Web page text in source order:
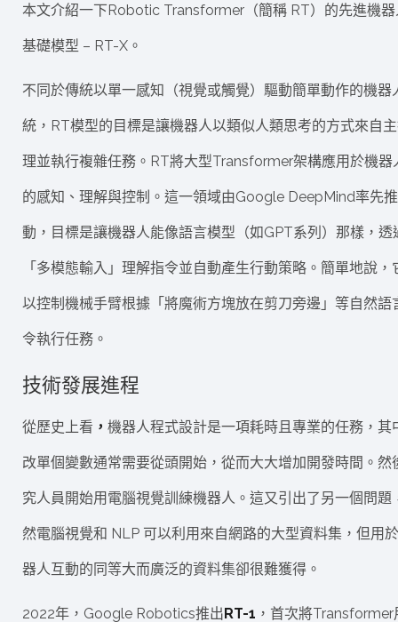
本文介紹一下Robotic Transformer（簡稱 RT）的先進機器
基礎模型 – RT-X。
不同於傳統以單一感知（視覺或觸覺）驅動簡單動作的機器
統，RT模型的目標是讓機器人以類似人類思考的方式來自
理並執行複雜任務。RT將大型Transformer架構應用於機器
的感知、理解與控制。這一領域由Google DeepMind率先推
動，目標是讓機器人能像語言模型（如GPT系列）那樣，透
「多模態輸入」理解指令並自動產生行動策略。簡單地說，
以控制機械手臂根據「將魔術方塊放在剪刀旁邊」等自然語
令執行任務。
技術發展進程
從歷史上看 ， 機器人程式設計是一項耗時且專業的任務，其
改單個變數通常需要從頭開始，從而大大增加開發時間。然
究人員開始用電腦視覺訓練機器人。這又引出了另一個問題
然電腦視覺和 NLP 可以利用來自網路的大型資料集，但用
器人互動的同等大而廣泛的資料集卻很難獲得。
2022年，Google Robotics推出RT-1 ，首次將Transformer